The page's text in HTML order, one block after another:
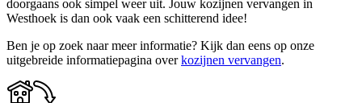
doorgaans ook simpel weer uit. Jouw kozijnen vervangen in
Westhoek is dan ook vaak een schitterend idee!
Ben je op zoek naar meer informatie? Kijk dan eens op onze
uitgebreide informatiepagina overkozijnen vervangen.